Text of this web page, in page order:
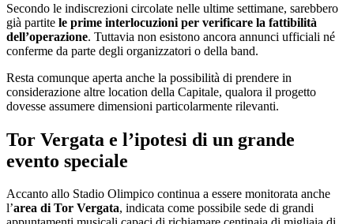
Secondo le indiscrezioni circolate nelle ultime settimane, sarebbero
già partite le prime interlocuzioni per verificare la fattibilità
dell’operazione. Tuttavia non esistono ancora annunci ufficiali né
conferme da parte degli organizzatori o della band.
Resta comunque aperta anche la possibilità di prendere in
considerazione altre location della Capitale, qualora il progetto
dovesse assumere dimensioni particolarmente rilevanti.
Tor Vergata e l’ipotesi di un grande
evento speciale
Accanto allo Stadio Olimpico continua a essere monitorata anche
l’area di Tor Vergata, indicata come possibile sede di grandi